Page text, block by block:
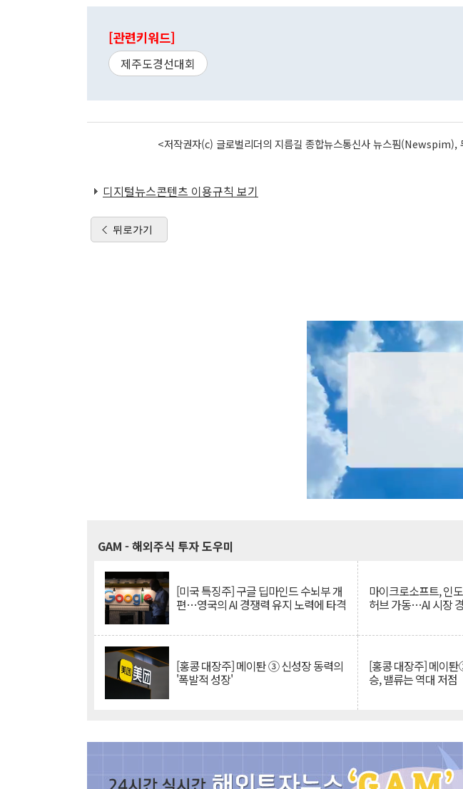
[관련키워드]
제주도경선대회
<저작권자(c) 글로벌리더의 지름길 종합뉴스통신사 뉴스핌(Newspim),
디지털뉴스콘텐츠 이용규칙 보기
뒤로가기
GAM - 해외주식 투자 도우미
[미국 특징주] 구글 딥마인드 수뇌부 개
편…영국의 AI 경쟁력 유지 노력에 타격
마이크로소프트, 인
허브 가동…AI 시장
[홍콩 대장주] 메이퇀 ③ 신성장 동력의
'폭발적 성장'
[홍콩 대장주] 메이
승, 밸류는 역대 저점